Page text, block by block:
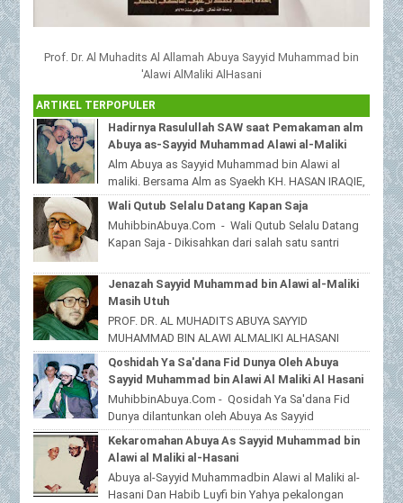
Prof. Dr. Al Muhadits Al Allamah Abuya Sayyid Muhammad bin
'Alawi AlMaliki AlHasani
ARTIKEL TERPOPULER
Hadirnya Rasulullah SAW saat Pemakaman alm
Abuya as-Sayyid Muhammad Alawi al-Maliki
Alm Abuya as Sayyid Muhammad bin Alawi al
maliki. Bersama Alm as Syaekh KH. HASAN IRAQIE,
Ponpes Al Haramain duwa' pote Sampang
Madura...
Wali Qutub Selalu Datang Kapan Saja
MuhibbinAbuya.Com - Wali Qutub Selalu Datang
Kapan Saja - Dikisahkan dari salah satu santri
Jenazah Sayyid Muhammad bin Alawi al-Maliki
Masih Utuh
PROF. DR. AL MUHADITS ABUYA SAYYID
MUHAMMAD BIN ALAWI ALMALIKI ALHASANI
MuhibbinAbuya.Com - Jenazah Sayyid
Muhammad bin Alawi al-Malik...
Qoshidah Ya Sa'dana Fid Dunya Oleh Abuya
Sayyid Muhammad bin Alawi Al Maliki Al Hasani
MuhibbinAbuya.Com - Qosidah Ya Sa'dana Fid
Dunya dilantunkan oleh Abuya As Sayyid
Muhammad Alawi Al Maliki Al Hasani ra. Qoshidah
beri...
Kekaromahan Abuya As Sayyid Muhammad bin
Alawi al Maliki al-Hasani
Abuya al-Sayyid Muhammadbin Alawi al Maliki al-
Hasani Dan Habib Luyfi bin Yahya pekalongan